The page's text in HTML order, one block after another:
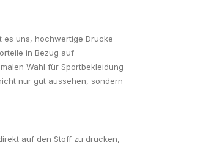
es uns, hochwertige Drucke
in Bezug auf
Wahl für Sportbekleidung
nur gut aussehen, sondern
auf den Stoff zu drucken,